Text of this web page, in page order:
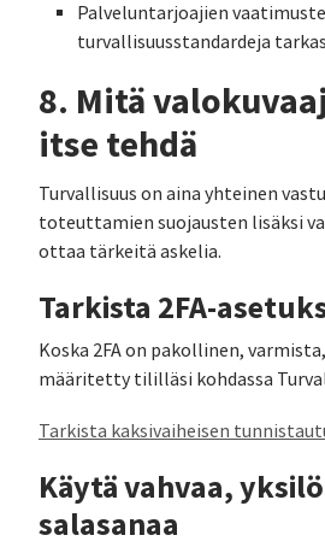
Palveluntarjoajien
turvallisuusstandardeja
8. Mitä
itse tehdä
Turvallisuus on aina yhteinen
toteuttamien suojausten lisäksi
ottaa tärkeitä askelia.
Tarkista 2FA-
Koska 2FA on pakollinen,
määritetty tililläsi kohdassa
Tarkista kaksivaiheisen
Käytä vahvaa,
salasanaa